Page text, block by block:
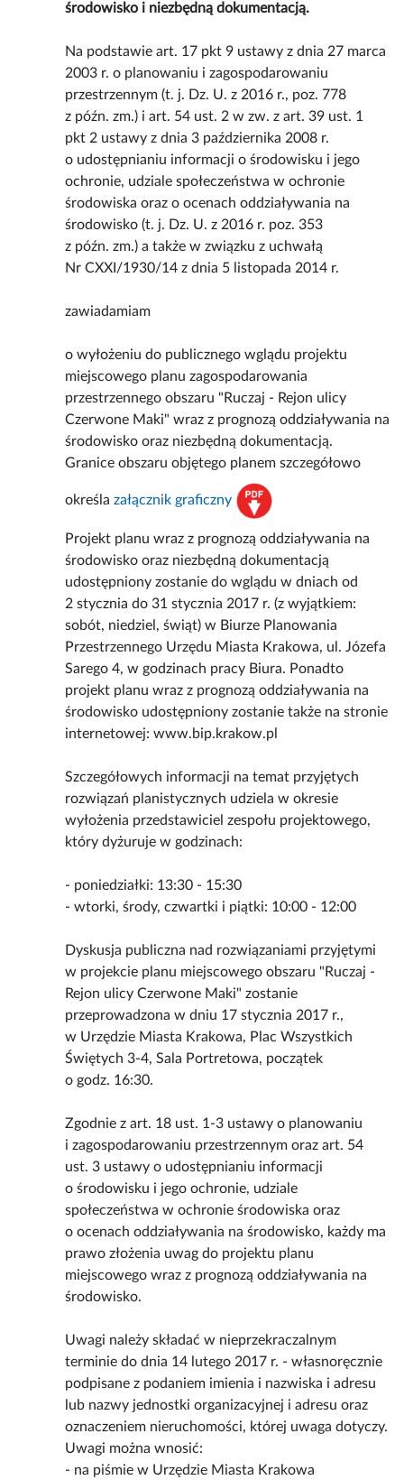
środowisko i niezbędną dokumentacją.
Na podstawie art. 17 pkt 9 ustawy z dnia 27 marca
2003 r. o planowaniu i zagospodarowaniu
przestrzennym (t. j. Dz. U. z 2016 r., poz. 778
z późn. zm.) i art. 54 ust. 2 w zw. z art. 39 ust. 1
pkt 2 ustawy z dnia 3 października 2008 r.
o udostępnianiu informacji o środowisku i jego
ochronie, udziale społeczeństwa w ochronie
środowiska oraz o ocenach oddziaływania na
środowisko (t. j. Dz. U. z 2016 r. poz. 353
z późn. zm.) a także w związku z uchwałą
Nr CXXI/1930/14 z dnia 5 listopada 2014 r.
zawiadamiam
o wyłożeniu do publicznego wglądu projektu
miejscowego planu zagospodarowania
przestrzennego obszaru "Ruczaj - Rejon ulicy
Czerwone Maki" wraz z prognozą oddziaływania na
środowisko oraz niezbędną dokumentacją.
Granice obszaru objętego planem szczegółowo
określazałącznik graficzny
Projekt planu wraz z prognozą oddziaływania na
środowisko oraz niezbędną dokumentacją
udostępniony zostanie do wglądu w dniach od
2 stycznia do 31 stycznia 2017 r. (z wyjątkiem:
sobót, niedziel, świąt) w Biurze Planowania
Przestrzennego Urzędu Miasta Krakowa, ul. Józefa
Sarego 4, w godzinach pracy Biura. Ponadto
projekt planu wraz z prognozą oddziaływania na
środowisko udostępniony zostanie także na stronie
internetowej: www.bip.krakow.pl
Szczegółowych informacji na temat przyjętych
rozwiązań planistycznych udziela w okresie
wyłożenia przedstawiciel zespołu projektowego,
który dyżuruje w godzinach:
- poniedziałki: 13:30 - 15:30
- wtorki, środy, czwartki i piątki: 10:00 - 12:00
Dyskusja publiczna nad rozwiązaniami przyjętymi
w projekcie planu miejscowego obszaru "Ruczaj -
Rejon ulicy Czerwone Maki" zostanie
przeprowadzona w dniu 17 stycznia 2017 r.,
w Urzędzie Miasta Krakowa, Plac Wszystkich
Świętych 3-4, Sala Portretowa, początek
o godz. 16:30.
Zgodnie z art. 18 ust. 1-3 ustawy o planowaniu
i zagospodarowaniu przestrzennym oraz art. 54
ust. 3 ustawy o udostępnianiu informacji
o środowisku i jego ochronie, udziale
społeczeństwa w ochronie środowiska oraz
o ocenach oddziaływania na środowisko, każdy ma
prawo złożenia uwag do projektu planu
miejscowego wraz z prognozą oddziaływania na
środowisko.
Uwagi należy składać w nieprzekraczalnym
terminie do dnia 14 lutego 2017 r. - własnoręcznie
podpisane z podaniem imienia i nazwiska i adresu
lub nazwy jednostki organizacyjnej i adresu oraz
oznaczeniem nieruchomości, której uwaga dotyczy.
Uwagi można wnosić:
- na piśmie w Urzędzie Miasta Krakowa